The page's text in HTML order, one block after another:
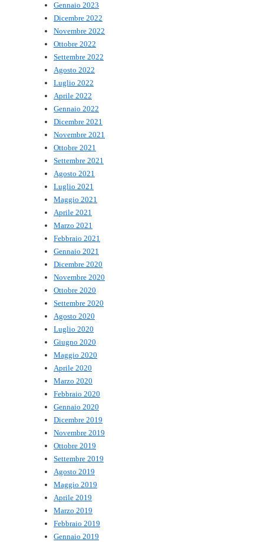
Gennaio 2023
Dicembre 2022
Novembre 2022
Ottobre 2022
Settembre 2022
Agosto 2022
Luglio 2022
Aprile 2022
Gennaio 2022
Dicembre 2021
Novembre 2021
Ottobre 2021
Settembre 2021
Agosto 2021
Luglio 2021
Maggio 2021
Aprile 2021
Marzo 2021
Febbraio 2021
Gennaio 2021
Dicembre 2020
Novembre 2020
Ottobre 2020
Settembre 2020
Agosto 2020
Luglio 2020
Giugno 2020
Maggio 2020
Aprile 2020
Marzo 2020
Febbraio 2020
Gennaio 2020
Dicembre 2019
Novembre 2019
Ottobre 2019
Settembre 2019
Agosto 2019
Maggio 2019
Aprile 2019
Marzo 2019
Febbraio 2019
Gennaio 2019